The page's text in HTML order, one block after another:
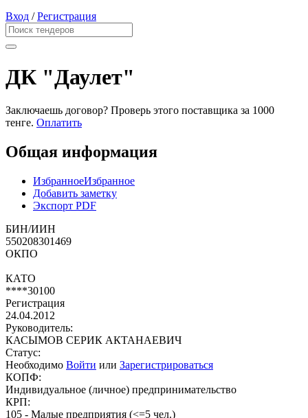
Вход /Регистрация
ДК "Даулет"
Заключаешь договор? Проверь этого поставщика за 1000
тенге. Оплатить
Общая информация
ИзбранноеИзбранное
Добавить заметку
Экспорт PDF
БИН/ИИН
550208301469
ОКПО
КАТО
****30100
Регистрация
24.04.2012
Руководитель:
КАСЫМОВ СЕРИК АКТАНАЕВИЧ
Статус:
Необходимо Войти или Зарегистрироваться
КОПФ:
Индивидуальное (личное) предпринимательство
КРП:
105 - Малые предприятия (<=5 чел.)